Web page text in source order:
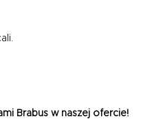
Brabus w naszej ofercie!